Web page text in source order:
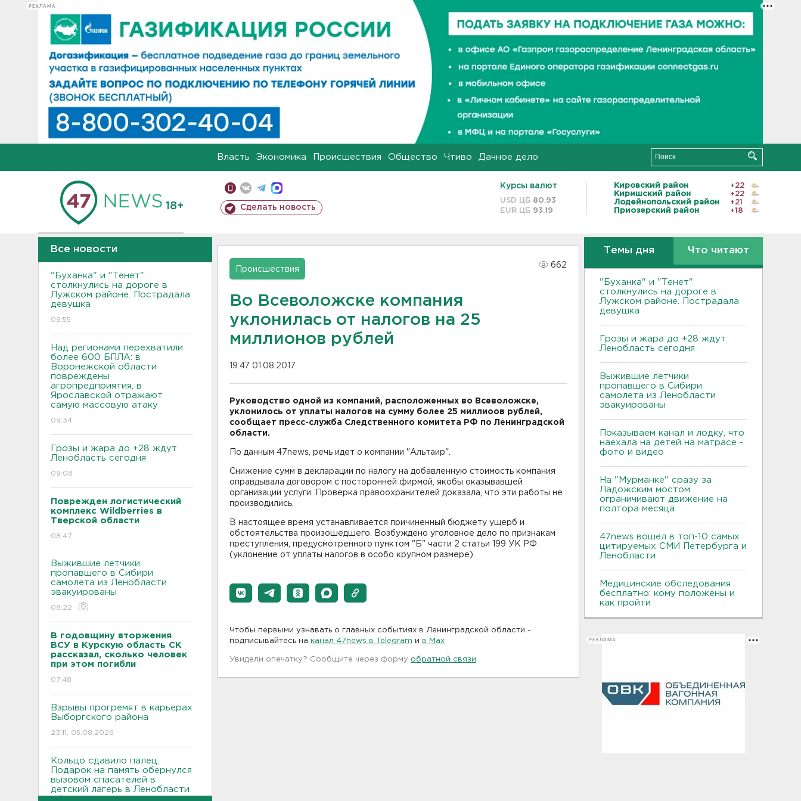
РЕКЛАМА
Власть Экономика Происшествия Общество Чтиво Дачное дело
18+ Сделать новость
Курсы валют
USD ЦБ 80.93
EUR ЦБ 93.19
Кировский район
+22
Киришский район
+22
Лодейнопольский район
+21
Приозерский район
+18
Все новости
"Буханка" и "Тенет"
столкнулись на дороге в
Лужском районе. Пострадала
девушка
09:55
Над регионами перехватили
более 600 БПЛА: в
Воронежской области
повреждены
агропредприятия, в
Ярославской отражают
самую массовую атаку
09:34
Грозы и жара до +28 ждут
Ленобласть сегодня
09:08
Поврежден логистический
комплекс Wildberries в
Тверской области
08:47
Выжившие летчики
пропавшего в Сибири
самолета из Ленобласти
эвакуированы
08:22
В годовщину вторжения
ВСУ в Курскую область СК
рассказал, сколько человек
при этом погибли
07:48
Взрывы прогремят в карьерах
Выборгского района
23:11, 05.08.2026
Кольцо сдавило палец.
Подарок на память обернулся
вызовом спасателей в
детский лагерь в Ленобласти
Происшествия
662
Во Всеволожске компания
уклонилась от налогов на 25
миллионов рублей
19:47 01.08.2017
Руководство одной из компаний, расположенных во Всеволожске,
уклонилось от уплаты налогов на сумму более 25 миллиоов рублей,
сообщает пресс-служба Следственного комитета РФ по Ленинградской
области.
По данным 47news, речь идет о компании "Альтаир".
Снижение сумм в декларации по налогу на добавленную стоимость компания
оправдывала договором с посторонней фирмой, якобы оказывавшей
организации услуги. Проверка правоохранителей доказала, что эти работы не
производились.
В настоящее время устанавливается причиненный бюджету ущерб и
обстоятельства произошедшего. Возбуждено уголовное дело по признакам
преступления, предусмотренного пунктом "Б" части 2 статьи 199 УК РФ
(уклонение от уплаты налогов в особо крупном размере).
Чтобы первыми узнавать о главных событиях в Ленинградской области -
подписывайтесь на канал 47news в Telegram и в Maх
Увидели опечатку? Сообщите через форму обратной связи
Темы дня Что читают
"Буханка" и "Тенет"
столкнулись на дороге в
Лужском районе. Пострадала
девушка
Грозы и жара до +28 ждут
Ленобласть сегодня
Выжившие летчики
пропавшего в Сибири
самолета из Ленобласти
эвакуированы
Показываем канал и лодку, что
наехала на детей на матрасе -
фото и видео
На "Мурманке" сразу за
Ладожским мостом
ограничивают движение на
полтора месяца
47news вошел в топ-10 самых
цитируемых СМИ Петербурга и
Ленобласти
Медицинские обследования
бесплатно: кому положены и
как пройти
РЕКЛАМА